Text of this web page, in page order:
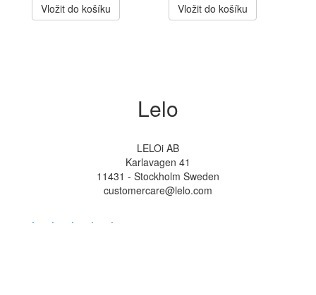
Vložit do košíku
Vložit do košíku
Lelo
LELOi AB
Karlavagen 41
11431 - Stockholm Sweden
customercare@lelo.com
. . . . .